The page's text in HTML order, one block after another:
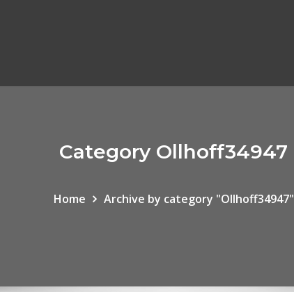
Category Ollhoff34947
Home Archive by category "Ollhoff34947"